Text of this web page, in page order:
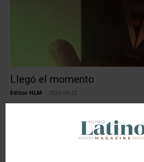
Llegó el momento
Editor HLM 2026-06-23